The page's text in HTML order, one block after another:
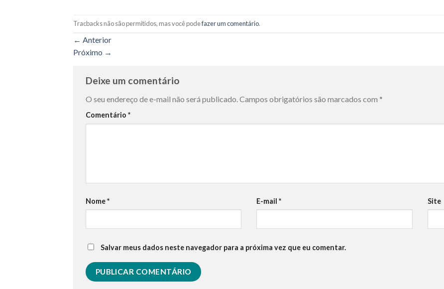
Tracbacks não são permitidos, mas você podefazer um comentário.
← Anterior
Próximo →
Deixe um comentário
O seu endereço de e-mail não será publicado.Campos obrigatórios são marcados com *
Comentário *
Nome* E-mail* Site
Salvar meus dados neste navegador para a próxima vez que eu comentar.